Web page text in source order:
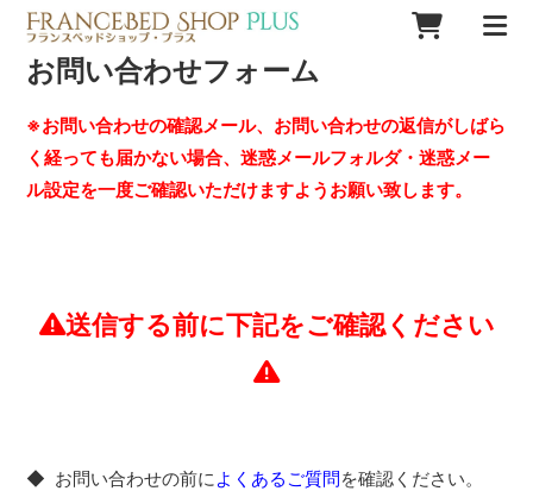
お問い合わせフォーム
※お問い合わせの確認メール、お問い合わせの返信がしばら
く経っても届かない場合、迷惑メールフォルダ・迷惑メー
ル設定を一度ご確認いただけますようお願い致します。
送信する前に下記をご確認ください
お問い合わせの前に よくあるご質問を確認ください。